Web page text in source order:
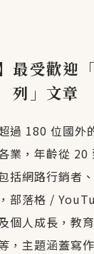
最受歡迎
列」文章
過 180 位國外
業，年齡從 20
括網路行銷者
部落格 /
個人成長，教
，主題涵蓋寫